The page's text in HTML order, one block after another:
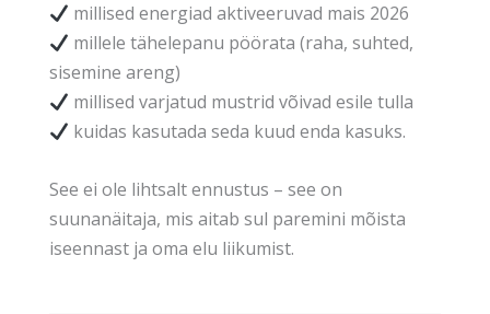
millised energiad aktiveeruvad mais 2026
millele tähelepanu pöörata (raha, suhted,
sisemine areng)
millised varjatud mustrid võivad esile tulla
kuidas kasutada seda kuud enda kasuks.
See ei ole lihtsalt ennustus – see on
suunanäitaja, mis aitab sul paremini mõista
iseennast ja oma elu liikumist.